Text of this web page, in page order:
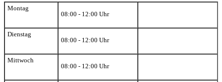
Montag
08:00 - 12:00 Uhr
Dienstag
08:00 - 12:00 Uhr
Mittwoch
08:00 - 12:00 Uhr